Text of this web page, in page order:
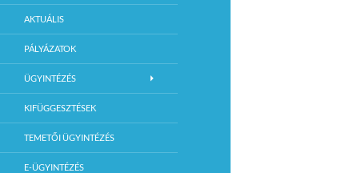
AKTUÁLIS
PÁLYÁZATOK
ÜGYINTÉZÉS
KIFÜGGESZTÉSEK
TEMETŐI ÜGYINTÉZÉS
E-ÜGYINTÉZÉS